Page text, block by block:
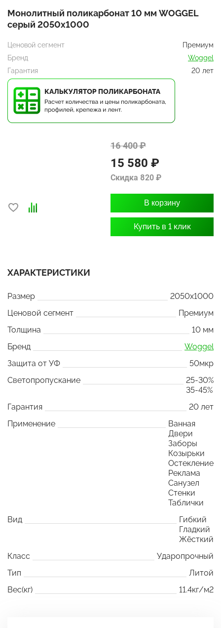
Монолитный поликарбонат 10 мм WOGGEL
серый 2050х1000
Ценовой сегмент
Премиум
Бренд
Woggel
Гарантия
20 лет
16 400 ₽
15 580 ₽
Скидка 820 ₽
В корзину
Купить в 1 клик
ХАРАКТЕРИСТИКИ
Размер
2050x1000
Ценовой сегмент
Премиум
Толщина
10 мм
Бренд
Woggel
Защита от УФ
50мкр
Светопропускание
25-30%
35-45%
Гарантия
20 лет
Применение
Ванная
Двери
Заборы
Козырьки
Остекление
Реклама
Санузел
Стенки
Таблички
Вид
Гибкий
Гладкий
Жёсткий
Класс
Ударопрочный
Тип
Литой
Вес(кг)
11.4кг/м2